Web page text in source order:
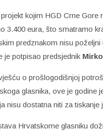
kojim HGD Crne
3.400 eura, što smatramo
predznakom nisu
je potpisao predsjednik
o prošlogodišnjoj
glasnika, ove je godine
nisu dostatna niti za tiskanje
Hrvatskome glasniku